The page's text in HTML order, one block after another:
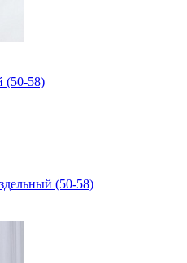
(50-58)
(50-58)